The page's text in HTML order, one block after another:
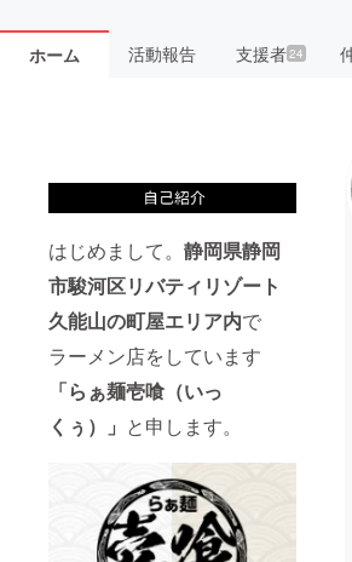
ホーム 活動報告 支援者24
はじめまして。 静岡県静岡
市駿河区リバティリゾート
久能山の町屋エリア内で
ラーメン店をしています
「らぁ麺壱喰（いっ
くぅ）」 と申します。